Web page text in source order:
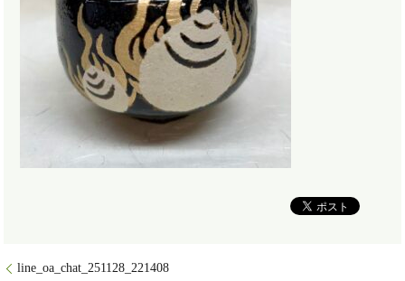
line_oa_chat_251128_221408